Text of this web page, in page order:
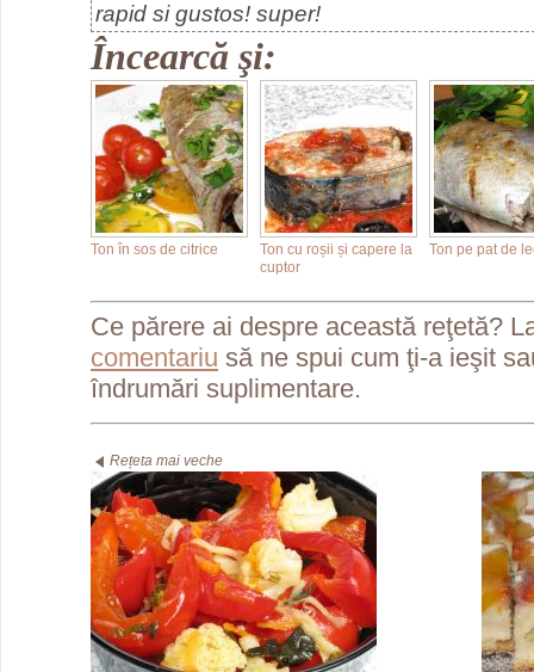
rapid si gustos! super!
Încearcă şi:
Ton în sos de citrice
Ton cu roșii și capere la
cuptor
Ton pe pat de
Ce părere ai despre această reţetă?
comentariu să ne spui cum ţi-a ieşit
îndrumări suplimentare.
Rețeta mai veche